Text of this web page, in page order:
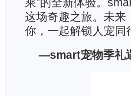
乘”的全新体验。
这场奇趣之旅。未来
你，一起解锁人宠同
—smart宠物季礼